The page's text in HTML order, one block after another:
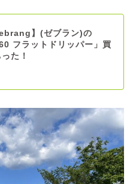
】(ゼブラン)の
フラットドリッパー」買
た！